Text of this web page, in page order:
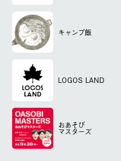
キャンプ飯
LOGOS LAND
おあそび
マスターズ